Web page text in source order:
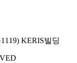
KERIS빌딩